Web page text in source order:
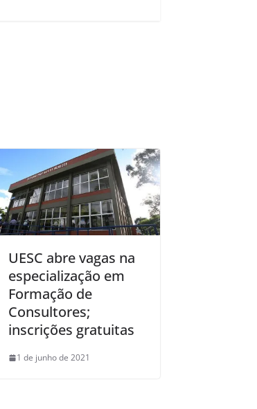
UESC abre vagas na
especialização em
Formação de
Consultores;
inscrições gratuitas
1 de junho de 2021